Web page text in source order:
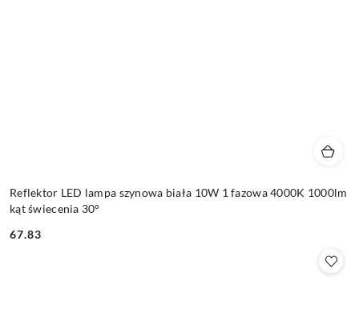
Reflektor LED lampa szynowa biała 10W 1 fazowa 4000K 1000lm
kąt świecenia 30°
Cena:
67.83